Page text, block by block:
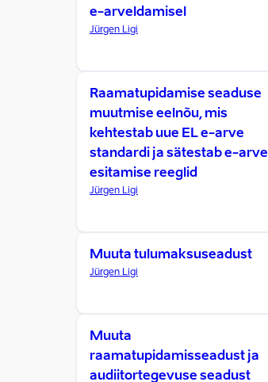
e-arveldamisel
Jürgen Ligi
Raamatupidamise seaduse
muutmise eelnõu, mis
kehtestab uue EL e-arve
standardi ja sätestab e-arve
esitamise reeglid
Jürgen Ligi
Muuta tulumaksuseadust
Jürgen Ligi
Muuta
raamatupidamisseadust ja
audiitortegevuse seadust